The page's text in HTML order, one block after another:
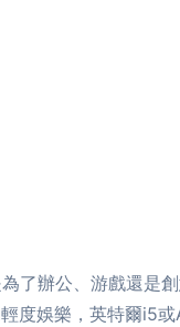
了辦公、游戲還是
度娛樂，英特爾i5